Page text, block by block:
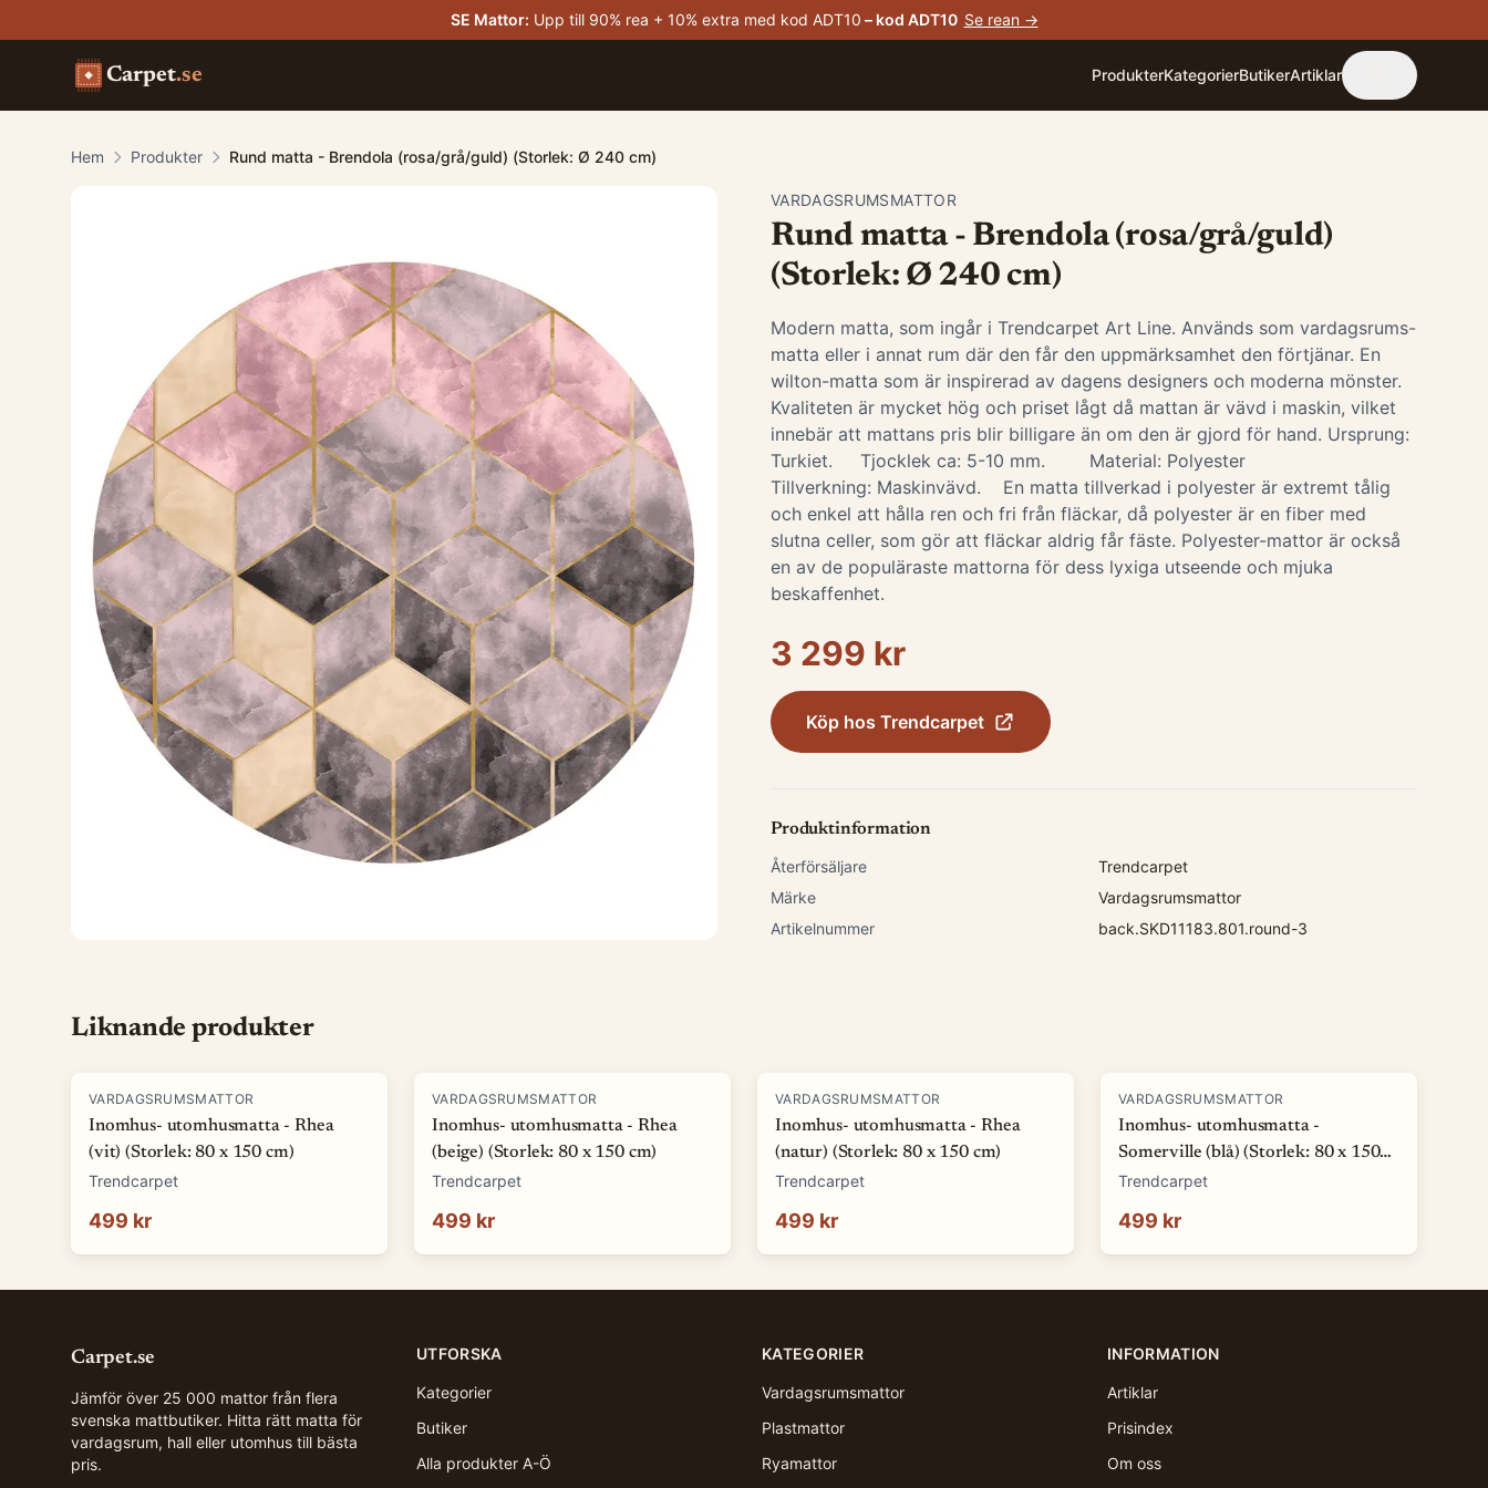
SE Mattor: Upp till 90% rea + 10% extra med kod ADT10 – kod ADT10 Se rean →
Carpet.se ProdukterKategorierButikerArtiklar
Hem Produkter Rund matta - Brendola (rosa/grå/guld) (Storlek: Ø 240 cm)
VARDAGSRUMSMATTOR
Rund matta - Brendola (rosa/grå/guld)
(Storlek: Ø 240 cm)
Modern matta, som ingår i Trendcarpet Art Line. Används som vardagsrums-
matta eller i annat rum där den får den uppmärksamhet den förtjänar. En
wilton-matta som är inspirerad av dagens designers och moderna mönster.
Kvaliteten är mycket hög och priset lågt då mattan är vävd i maskin, vilket
innebär att mattans pris blir billigare än om den är gjord för hand. Ursprung:
Turkiet. Tjocklek ca: 5-10 mm. Material: Polyester
Tillverkning: Maskinvävd. ​ En matta tillverkad i polyester är extremt tålig
och enkel att hålla ren och fri från fläckar, då polyester är en fiber med
slutna celler, som gör att fläckar aldrig får fäste. Polyester-mattor är också
en av de populäraste mattorna för dess lyxiga utseende och mjuka
beskaffenhet.
3 299 kr
Köp hos Trendcarpet
Produktinformation
Återförsäljare
Trendcarpet
Märke
Vardagsrumsmattor
Artikelnummer
back.SKD11183.801.round-3
Liknande produkter
VARDAGSRUMSMATTOR
Inomhus- utomhusmatta - Rhea
(vit) (Storlek: 80 x 150 cm)
Trendcarpet
499 kr
VARDAGSRUMSMATTOR
Inomhus- utomhusmatta - Rhea
(beige) (Storlek: 80 x 150 cm)
Trendcarpet
499 kr
VARDAGSRUMSMATTOR
Inomhus- utomhusmatta - Rhea
(natur) (Storlek: 80 x 150 cm)
Trendcarpet
499 kr
VARDAGSRUMSMATTOR
Inomhus- utomhusmatta -
Somerville (blå) (Storlek: 80 x 150
cm)
Trendcarpet
499 kr
Carpet.se
Jämför över 25 000 mattor från flera
svenska mattbutiker. Hitta rätt matta för
vardagsrum, hall eller utomhus till bästa
pris.
UTFORSKA
Kategorier
Butiker
Alla produkter A-Ö
KATEGORIER
Vardagsrumsmattor
Plastmattor
Ryamattor
INFORMATION
Artiklar
Prisindex
Om oss